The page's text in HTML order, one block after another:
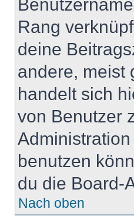
Rang
deine
andere, meist
handelt sich
von Benutzer
benutzen
du die Board-
Nach oben